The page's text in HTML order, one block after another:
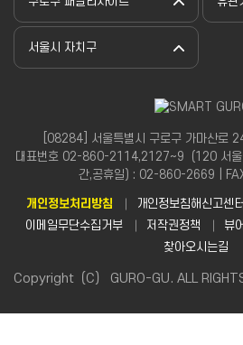
서울시 자치구
[08284] 서울특별시 구로구 가마산로
대표번호 02-860-2114,2127~9（120 서울
간,공휴일) : 02-860-2669 |
개인정보처리방침 개인정보침해신고센터
이메일무단수집거부
저작권정책 뷰
찾아오시는길
Copyright（C） GURO-GU. ALL